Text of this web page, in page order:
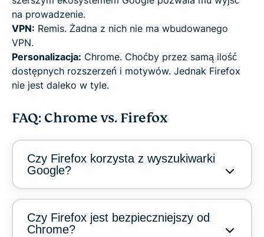
na prowadzenie.
VPN: Remis. Żadna z nich nie ma wbudowanego
VPN.
Personalizacja: Chrome. Choćby przez samą ilość
dostępnych rozszerzeń i motywów. Jednak Firefox
nie jest daleko w tyle.
FAQ: Chrome vs. Firefox
Czy Firefox korzysta z wyszukiwarki
Google?
Czy Firefox jest bezpieczniejszy od
Chrome?